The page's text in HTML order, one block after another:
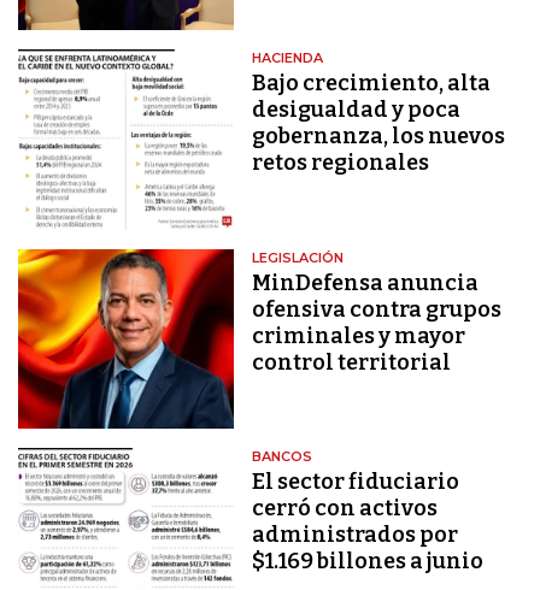
HACIENDA
Bajo crecimiento, alta
desigualdad y poca
gobernanza, los nuevos
retos regionales
LEGISLACIÓN
MinDefensa anuncia
ofensiva contra grupos
criminales y mayor
control territorial
BANCOS
El sector fiduciario
cerró con activos
administrados por
$1.169 billones a junio